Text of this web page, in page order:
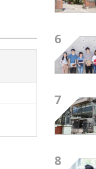
6
7
8